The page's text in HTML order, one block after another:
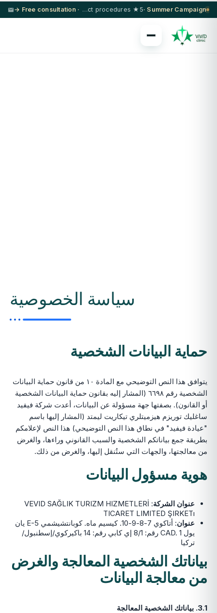
Summer Campaign ·
5★ hotel + VIP transfer on select procedures
· Free consultation →
سياسة الخصوصية
حماية البيانات الشخصية
يتوافق هذا النص التوضيحي مع المادة ١٠ من قانون حماية البيانات
الشخصية رقم ٦٦٩٨ (المشار إليه بقانون حماية البيانات الشخصية
أو القانون). بصفتها جهة مسؤولة عن البيانات، أعدت شركة فيفيد
ساغليك توريزم هيزميتلري تيكاريت ليمتد (المشار إليها باسم
"عيادة فيفيد" في نطاق هذا النص التوضيحي) هذا النص لإعلامكم
بطريقة جمع بياناتكم الشخصية والسبب القانوني وراءها، والغرض
من معالجتها، والجهات التي ستُنقل إليها، والغرض من ذلك.
هوية مسؤول البيانات
عنوان الشركة : VEVID SAĞLIK TURIZM HIZMETLERİ
TICARET LIMITED ŞIRKETı
عنوان
: أتاكوي 7-8-9-10. كيسيم ماه. كوبانتشيشمي E-5 يان
يول CAD. 1 رقم: 8/1 إي كابي رقم: 14 باكيركوي/إسطنبول/
تركيا
بياناتك الشخصية المعالجة والغرض
من معالجة البيانات
3.1. بياناتك الشخصية المعالجة